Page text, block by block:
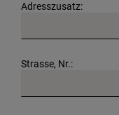
Adresszusatz:
Strasse, Nr.: